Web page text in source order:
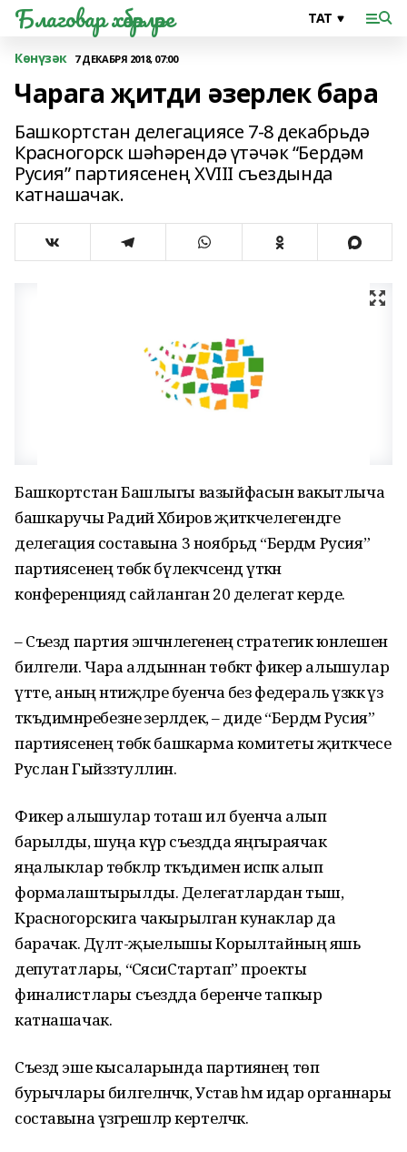
Благовар хәбәрләре
Көнүзәк 7 ДЕКАБРЯ 2018, 07:00
Чарага җитди әзерлек бара
Башкортстан делегациясе 7-8 декабрьдә
Красногорск шәһәрендә үтәчәк “Бердәм
Русия” партиясенең XVIII съездында
катнашачак.
Башкортстан Башлыгы вазыйфасын вакытлыча
башкаручы Радий Хәбиров җитәкчелегендәге
делегация составына 3 ноябрьдә “Бердәм Русия”
партиясенең төбәк бүлекчәсендә үткән
конференциядә сайланган 20 делегат керде.
– Съезд партия эшчәнлегенең стратегик юнәлешен
билгели. Чара алдыннан төбәктә фикер алышулар
үтте, аның нәтиҗәләре буенча без федераль үзәккә үз
тәкъдимнәребезне әзерләдек, – диде “Бердәм Русия”
партиясенең төбәк башкарма комитеты җитәкчесе
Руслан Гыйззәтуллин.
Фикер алышулар тоташ ил буенча алып
барылды, шуңа күрә съездда яңгыраячак
яңалыклар төбәкләр тәкъдимен исәпкә алып
формалаштырылды. Делегатлардан тыш,
Красногорскига чакырылган кунаклар да
барачак. Дәүләт-җыелышы Корылтайның яшь
депутатлары, “СәясиСтартап” проекты
финалистлары съездда беренче тапкыр
катнашачак.
Съезд эше кысаларында партиянең төп
бурычлары билгеләнәчәк, Устав һәм идарә органнары
составына үзгәрешләр кертеләчәк.